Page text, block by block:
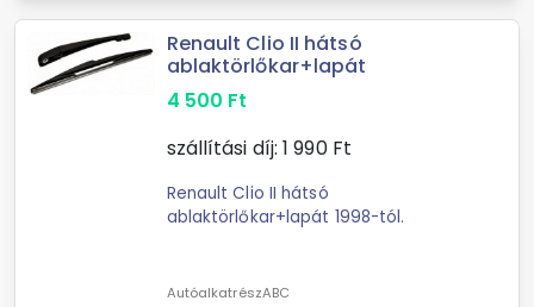
Renault Clio II hátsó
ablaktörlőkar+lapát
4 500 Ft
szállítási díj: 1 990Ft
Renault Clio II hátsó
ablaktörlőkar+lapát 1998-tól.
AutóalkatrészABC